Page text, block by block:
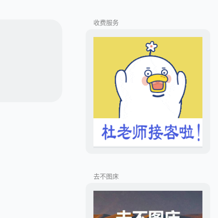
收费服务
去不图床